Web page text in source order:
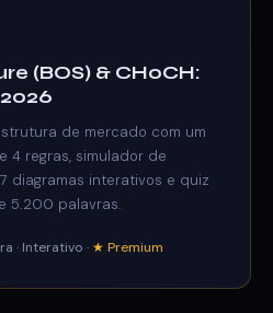
(BOS) & CHoCH:
de mercado com um
4 regras, simulador de
diagramas interativos e quiz
5.200 palavras.
· Interativo · ★ Premium